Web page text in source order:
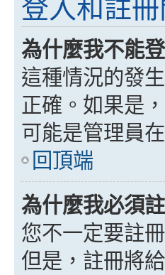
登入和註
為什麼我不能
這種情況的發
正確。如果是
可能是管理員
回頂端
為什麼我必須
您不一定要註
但是，註冊將